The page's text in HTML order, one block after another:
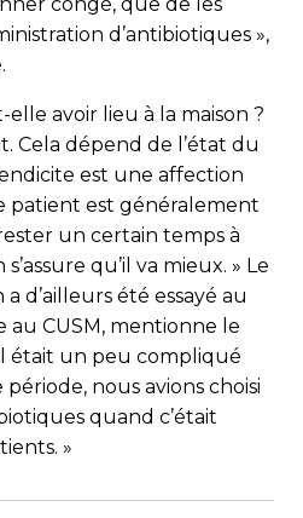
d’antibiotiques »,
avoir lieu à la maison ?
Cela dépend de l’état du
est une affection
patient est généralement
un certain temps à
qu’il va mieux. » Le
d’ailleurs été essayé au
CUSM, mentionne le
était un peu compliqué
nous avions choisi
quand c’était
»